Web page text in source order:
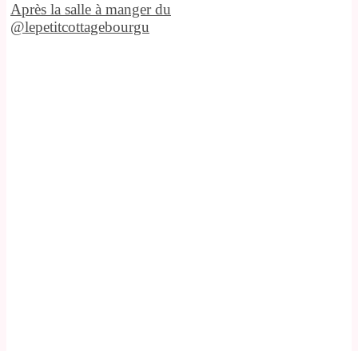
Après la salle à manger du
@lepetitcottagebourgu